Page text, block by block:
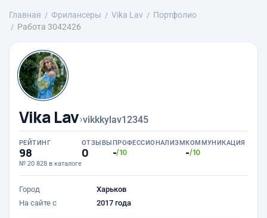
Главная Фрилансеры Vika Lav
Портфолио
Работа 3042426
Vika Lav›vikkkylav12345
РЕЙТИНГ
98
№ 20 828 в каталоге
ОТЗЫВЫ
0
ПРОФЕССИОНАЛИЗМ
-/10
КОММУНИКАЦИЯ
-/10
Город
Харьков
На сайте с
2017 года